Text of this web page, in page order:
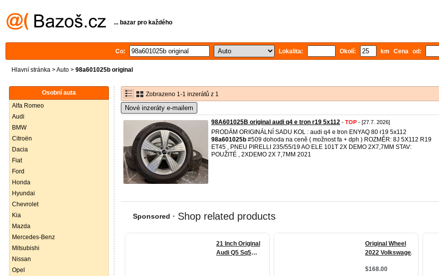
... bazar pro každého
Co: Lokalita: Okolí: km Cena od:
Hlavní stránka >Auto > 98a601025b original
Osobní auta
Alfa Romeo
Audi
BMW
Citroën
Dacia
Fiat
Ford
Honda
Hyundai
Chevrolet
Kia
Mazda
Mercedes-Benz
Mitsubishi
Nissan
Opel
Zobrazeno 1-1 inzerátů z 1
Nové inzeráty e-mailem
98A601025B original audi q4 e tron r19 5x112 - TOP - [27.7. 2026]
PRODÁM ORIGINÁLNÍ SADU KOL : audi q4 e tron ENYAQ 80 r19 5x112
98a601025b #509 dohoda na ceně ( možnost fa + dph ) ROZMĚR: 8J 5X112 R19
ET45 , PNEU PIRELLI 235/55/19 AO ELE 101T 2X DEMO 2X7,7MM STAV:
POUŽITÉ , 2XDEMO 2X 7,7MM 2021